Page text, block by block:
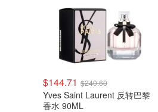
$144.71 $240.60
Yves Saint Laurent 反转巴黎
香水 90ML